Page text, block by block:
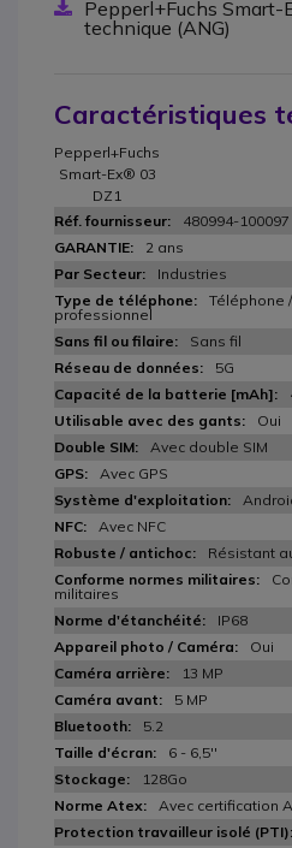
Pepperl+Fuchs Smart-
technique (ANG)
Caractéristiques
Pepperl+Fuchs
Smart-Ex® 03
DZ1
480994-100097
2 ans
Industries
Téléphone
professionnel
Sans fil
5G
Oui
Avec double SIM
Avec GPS
Avec NFC
Résistant
militaires
IP68
Oui
13 MP
5 MP
5.2
6 - 6,5''
128Go
Avec certification